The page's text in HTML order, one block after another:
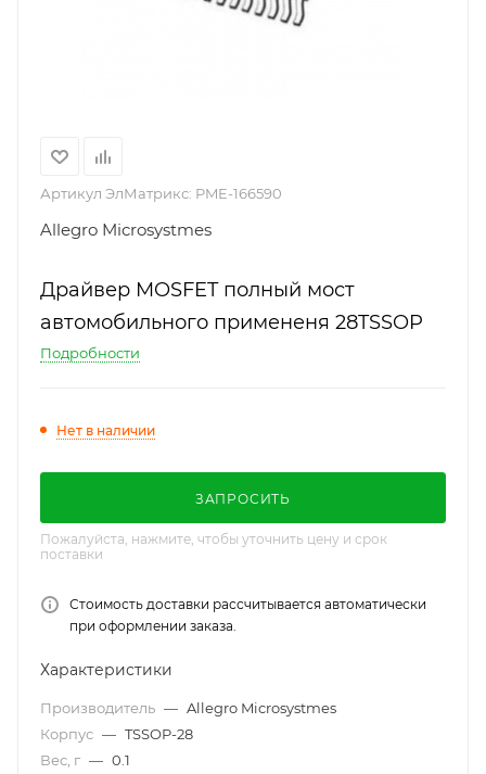
Артикул ЭлМатрикс: PME-166590
Allegro Microsystmes
Драйвер MOSFET полный мост
автомобильного примененя 28TSSOP
Подробности
Нет в наличии
ЗАПРОСИТЬ
Пожалуйста, нажмите, чтобы уточнить цену и срок
поставки
Стоимость доставки рассчитывается автоматически
при оформлении заказа.
Характеристики
Производитель — Allegro Microsystmes
Корпус — TSSOP-28
Вес, г — 0.1